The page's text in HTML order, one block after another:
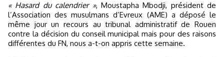
« Hasard du calendrier », Moustapha Mbodji, président de
l’Association des musulmans d’Evreux (AME) a déposé le
même jour un recours au tribunal administratif de Rouen
contre la décision du conseil municipal mais pour des raisons
différentes du FN, nous a-t-on appris cette semaine.